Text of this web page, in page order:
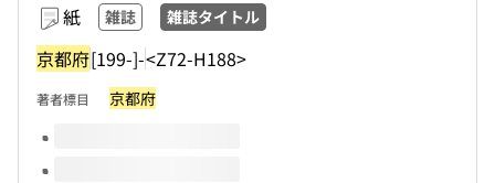
紙 雑誌 雑誌タイトル
京都府[199-]-<Z72-H188>
著者標目 京都府
このタイトルの巻号